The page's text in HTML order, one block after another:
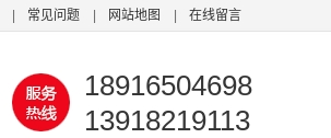
常见问题 网站地图 在线留言
18916504698
13918219113